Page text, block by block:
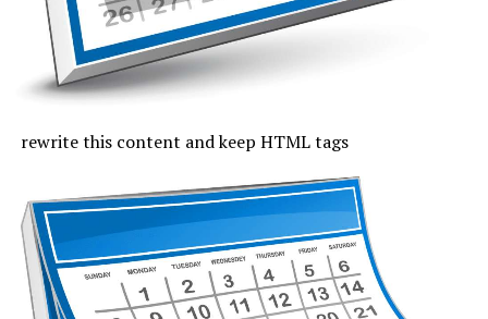
indicele temperatură-umezeală va depăși pe arii extinse
pragul critic de 80 de unități, iar temperaturile maxime
se vor încadra între 33 și 37 de grade, mai coborâte pe
litoral, unde vor fi 30 de grade. Noaptea, valorile termice
mult moderat și după-amiază vor fi posibile averse slabe.
Vineri, valorile termice nu mai trec de pragul caniculei,
la malul mării vor fi 33 de grade și minimele nocturne se
mențin între 19 și 24 de grade. Cerul va avea înnorări
temporare după-amiaza, când local vor fi averse slabe,
însoțite de fenomene electrice și intensificări de vânt.
rewrite this content and keep HTML tags